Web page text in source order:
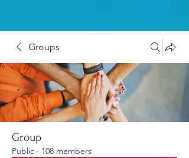
Groups
Group
Public · 108 members